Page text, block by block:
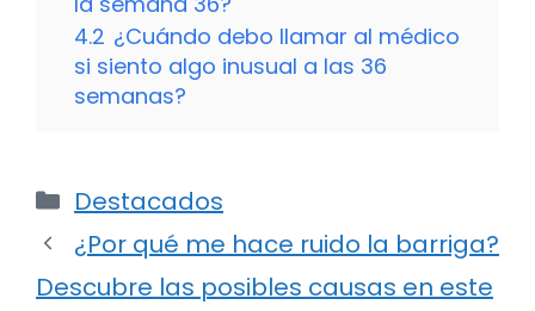
4.2 ¿Cuándo debo llamar al médico
si siento algo inusual a las 36
semanas?
Categorías
Destacados
¿Por qué me hace ruido la barriga?
Descubre las posibles causas en este